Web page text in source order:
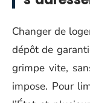
Changer de
dépôt de
grimpe vite,
impose. Pour